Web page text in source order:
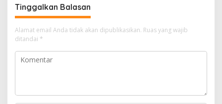
Tinggalkan Balasan
Alamat email Anda tidak akan dipublikasikan. Ruas yang wajib
ditandai *